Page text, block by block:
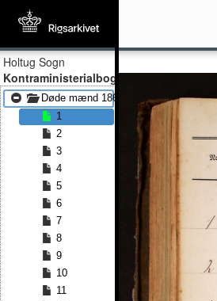
Holtug Sogn
Kontraministerialbog
Døde mænd 1860 - Døde mænd 1881
1
2
3
4
5
6
7
8
9
10
11